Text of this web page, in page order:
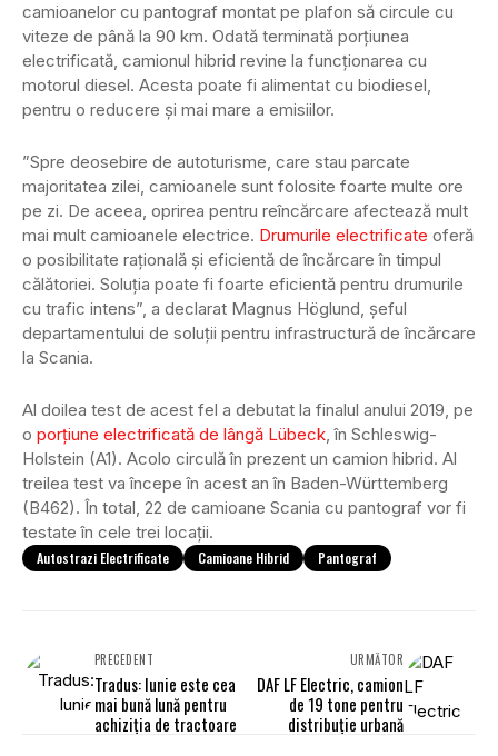
camioanelor cu pantograf montat pe plafon să circule cu
viteze de până la 90 km. Odată terminată porțiunea
electrificată, camionul hibrid revine la funcționarea cu
motorul diesel. Acesta poate fi alimentat cu biodiesel,
pentru o reducere și mai mare a emisiilor.
”Spre deosebire de autoturisme, care stau parcate
majoritatea zilei, camioanele sunt folosite foarte multe ore
pe zi. De aceea, oprirea pentru reîncărcare afectează mult
mai mult camioanele electrice. Drumurile electrificate oferă
o posibilitate rațională și eficientă de încărcare în timpul
călătoriei. Soluția poate fi foarte eficientă pentru drumurile
cu trafic intens”, a declarat Magnus Höglund, șeful
departamentului de soluții pentru infrastructură de încărcare
la Scania.
Al doilea test de acest fel a debutat la finalul anului 2019, pe
o porțiune electrificată de lângă Lübeck, în Schleswig-
Holstein (A1). Acolo circulă în prezent un camion hibrid. Al
treilea test va începe în acest an în Baden-Württemberg
(B462). În total, 22 de camioane Scania cu pantograf vor fi
testate în cele trei locații.
Autostrazi Electrificate Camioane Hibrid Pantograf
PRECEDENT
Tradus: Iunie este cea
mai bună lună pentru
achiziția de tractoare
URMĂTOR
DAF LF Electric, camion
de 19 tone pentru
distribuție urbană